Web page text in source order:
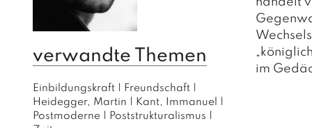
im
verwandte Themen
Einbildungskraft | Freundschaft |
Heidegger, Martin | Kant, Immanuel |
Postmoderne | Poststrukturalismus |